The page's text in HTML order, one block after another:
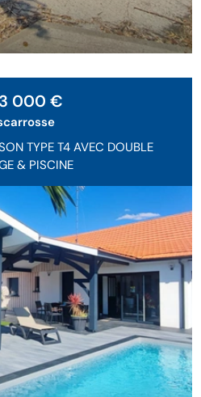
TYPE T4 AVEC DOUBLE
& PISCINE
000 €